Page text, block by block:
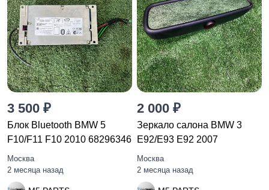
3 500 ₽
Блок Bluetooth BMW 5
F10/F11 F10 2010 68296346
Москва
2 месяца назад
2 000 ₽
Зеркало салона BMW 3
E92/E93 E92 2007
Москва
2 месяца назад